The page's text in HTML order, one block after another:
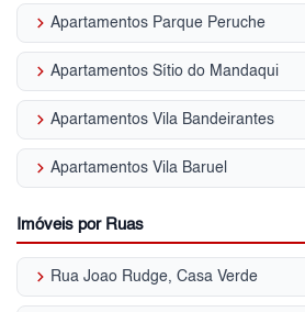
keyboard_arrow_right Apartamentos Parque Peruche
keyboard_arrow_right Apartamentos Sítio do Mandaqui
keyboard_arrow_right Apartamentos Vila Bandeirantes
keyboard_arrow_right Apartamentos Vila Baruel
Imóveis por Ruas
keyboard_arrow_right Rua Joao Rudge, Casa Verde